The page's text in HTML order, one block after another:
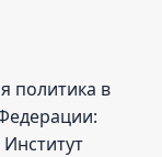
политика в